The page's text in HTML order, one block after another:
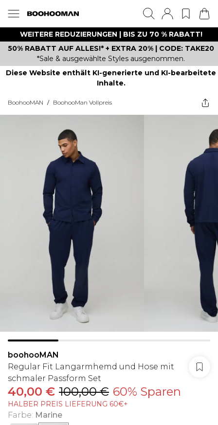
WEITERE REDUZIERUNGEN | BIS ZU 70 % RABATT!
50% RABATT AUF ALLES!* + EXTRA 20% | CODE: TAKE20
*Sale & ausgewählte Styles ausgenommen.
Diese Website enthält KI-generierte und KI-bearbeitete
Inhalte.
BoohooMAN / BoohooMan Vollpreis
boohooMAN
Regular Fit Langarmhemd und Hose mit
schmaler Passform Set
40,00 € 100,00 € 60% Sparen
HALBER PREIS LIEFERUNG 60€+
Farbe: Marine